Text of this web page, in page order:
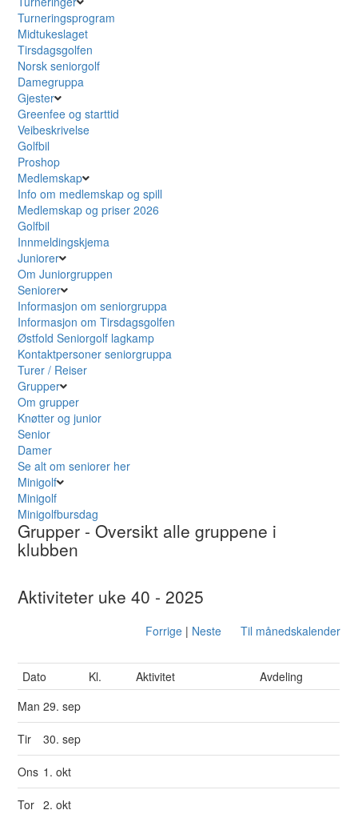
Turneringsprogram
Midtukeslaget
Tirsdagsgolfen
Norsk seniorgolf
Damegruppa
Gjester
Greenfee og starttid
Veibeskrivelse
Golfbil
Proshop
Medlemskap
Info om medlemskap og spill
Medlemskap og priser 2026
Golfbil
Innmeldingskjema
Juniorer
Om Juniorgruppen
Seniorer
Informasjon om seniorgruppa
Informasjon om Tirsdagsgolfen
Østfold Seniorgolf lagkamp
Kontaktpersoner seniorgruppa
Turer / Reiser
Grupper
Om grupper
Knøtter og junior
Senior
Damer
Se alt om seniorer her
Minigolf
Minigolf
Minigolfbursdag
Grupper - Oversikt alle gruppene i
klubben
Aktiviteter uke 40 - 2025
Forrige| Neste Til månedskalender
Dato Kl. Aktivitet
Avdeling
Man29. sep
Tir 30. sep
Ons 1. okt
Tor 2. okt